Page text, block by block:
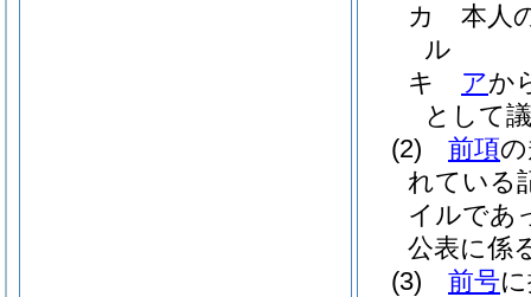
カ
本人
ル
キ
アか
として
(2)
前項
れている
イルであ
公表に係
(3)
前号